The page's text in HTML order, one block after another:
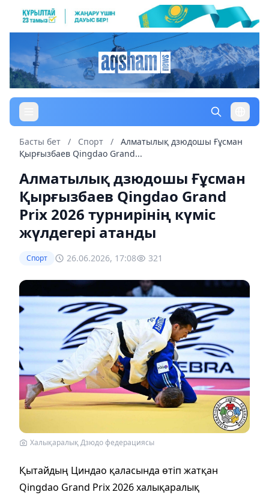
Басты бет / Спорт /
Алматылық дзюдошы Ғұсман
Қырғызбаев Qingdao Grand...
Алматылық дзюдошы Ғұсман
Қырғызбаев Qingdao Grand
Prix 2026 турнирінің күміс
жүлдегері атанды
Спорт 26.06.2026, 17:08 321
Халықаралық Дзюдо федерациясы
Қытайдың Циндао қаласында өтіп жатқан
Qingdao Grand Prix 2026 халықаралық